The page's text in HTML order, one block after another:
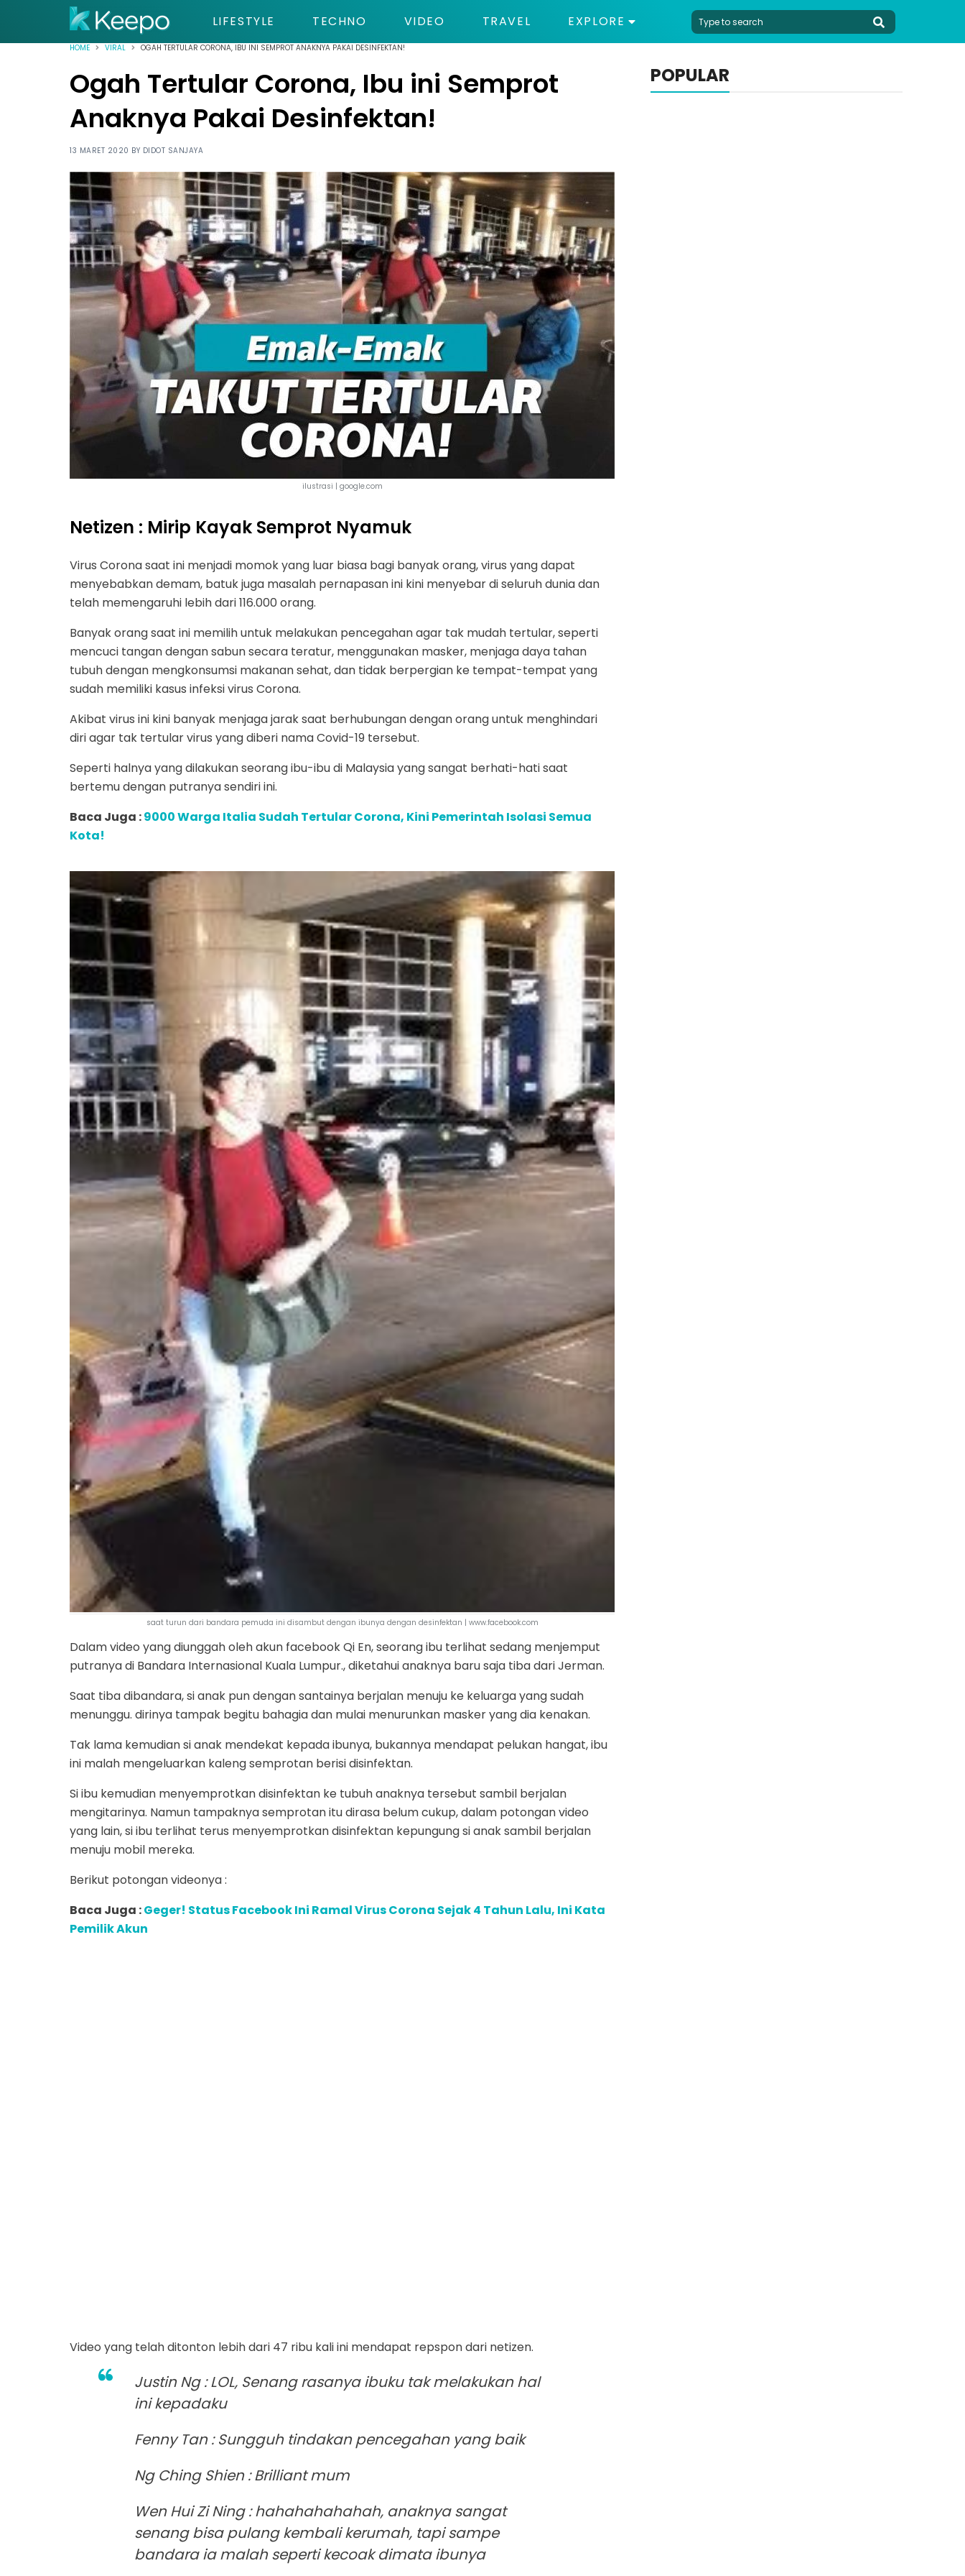
LIFESTYLE TECHNO VIDEO TRAVEL EXPLORE
HOME VIRAL OGAH TERTULAR CORONA, IBU INI SEMPROT ANAKNYA PAKAI DESINFEKTAN!
Ogah Tertular Corona, Ibu ini Semprot
Anaknya Pakai Desinfektan!
13 MARET 2020 BY DIDOT SANJAYA
ilustrasi | google.com
Netizen : Mirip Kayak Semprot Nyamuk
Virus Corona saat ini menjadi momok yang luar biasa bagi banyak orang, virus yang dapat
menyebabkan demam, batuk juga masalah pernapasan ini kini menyebar di seluruh dunia dan
telah memengaruhi lebih dari 116.000 orang.
Banyak orang saat ini memilih untuk melakukan pencegahan agar tak mudah tertular, seperti
mencuci tangan dengan sabun secara teratur, menggunakan masker, menjaga daya tahan
tubuh dengan mengkonsumsi makanan sehat, dan tidak berpergian ke tempat-tempat yang
sudah memiliki kasus infeksi virus Corona.
Akibat virus ini kini banyak menjaga jarak saat berhubungan dengan orang untuk menghindari
diri agar tak tertular virus yang diberi nama Covid-19 tersebut.
Seperti halnya yang dilakukan seorang ibu-ibu di Malaysia yang sangat berhati-hati saat
bertemu dengan putranya sendiri ini.
Baca Juga :9000 Warga Italia Sudah Tertular Corona, Kini Pemerintah Isolasi Semua
Kota!
saat turun dari bandara pemuda ini disambut dengan ibunya dengan desinfektan | www.facebook.com
Dalam video yang diunggah oleh akun facebook Qi En, seorang ibu terlihat sedang menjemput
putranya di Bandara Internasional Kuala Lumpur., diketahui anaknya baru saja tiba dari Jerman.
Saat tiba dibandara, si anak pun dengan santainya berjalan menuju ke keluarga yang sudah
menunggu. dirinya tampak begitu bahagia dan mulai menurunkan masker yang dia kenakan.
Tak lama kemudian si anak mendekat kepada ibunya, bukannya mendapat pelukan hangat, ibu
ini malah mengeluarkan kaleng semprotan berisi disinfektan.
Si ibu kemudian menyemprotkan disinfektan ke tubuh anaknya tersebut sambil berjalan
mengitarinya. Namun tampaknya semprotan itu dirasa belum cukup, dalam potongan video
yang lain, si ibu terlihat terus menyemprotkan disinfektan kepungung si anak sambil berjalan
menuju mobil mereka.
Berikut potongan videonya :
Baca Juga :Geger! Status Facebook Ini Ramal Virus Corona Sejak 4 Tahun Lalu, Ini Kata
Pemilik Akun
Video yang telah ditonton lebih dari 47 ribu kali ini mendapat repspon dari netizen.
Justin Ng : LOL, Senang rasanya ibuku tak melakukan hal
ini kepadaku
Fenny Tan : Sungguh tindakan pencegahan yang baik
Ng Ching Shien : Brilliant mum
Wen Hui Zi Ning : hahahahahahah, anaknya sangat
senang bisa pulang kembali kerumah, tapi sampe
bandara ia malah seperti kecoak dimata ibunya
POPULAR